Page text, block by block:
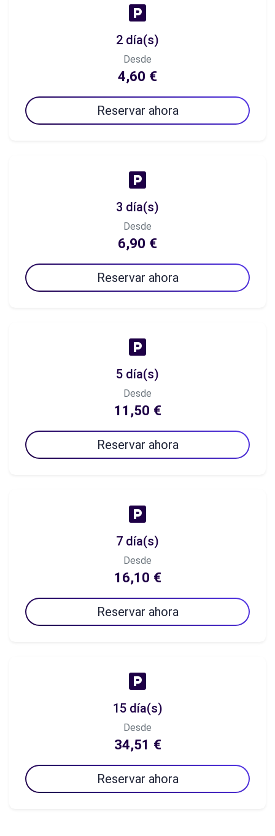
2 día(s)
Desde
4,60 €
Reservar ahora
3 día(s)
Desde
6,90 €
Reservar ahora
5 día(s)
Desde
11,50 €
Reservar ahora
7 día(s)
Desde
16,10 €
Reservar ahora
15 día(s)
Desde
34,51 €
Reservar ahora